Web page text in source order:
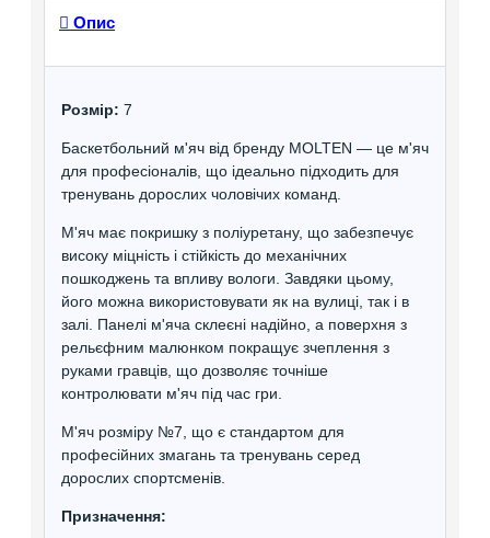
Опис
Розмір: 7
Баскетбольний м'яч від бренду MOLTEN — це м'яч
для професіоналів, що ідеально підходить для
тренувань дорослих чоловічих команд.
М'яч має покришку з поліуретану, що забезпечує
високу міцність і стійкість до механічних
пошкоджень та впливу вологи. Завдяки цьому,
його можна використовувати як на вулиці, так і в
залі. Панелі м'яча склеєні надійно, а поверхня з
рельєфним малюнком покращує зчеплення з
руками гравців, що дозволяє точніше
контролювати м'яч під час гри.
М'яч розміру №7, що є стандартом для
професійних змагань та тренувань серед
дорослих спортсменів.
Призначення: